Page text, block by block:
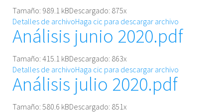
Tamaño: 989.1 kBDescargado: 875x
Detalles de archivoHaga cic para descargar archivo
Análisis junio 2020.pdf
Tamaño: 415.1 kBDescargado: 863x
Detalles de archivoHaga cic para descargar archivo
Análisis julio 2020.pdf
Tamaño: 580.6 kBDescargado: 851x